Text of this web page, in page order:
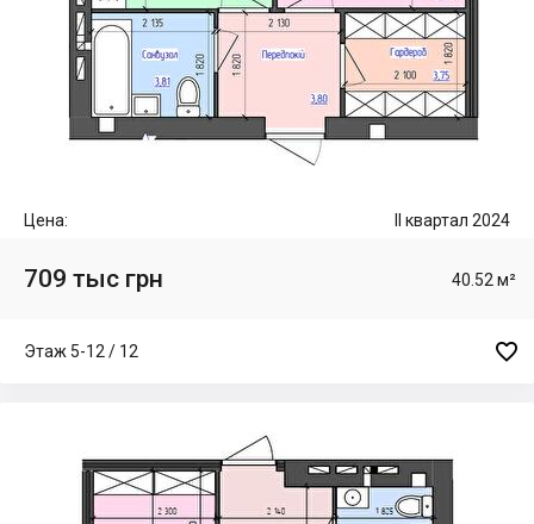
Цена: II квартал 2024
709 тыс грн 40.52 м²
Этаж 5-12 / 12 